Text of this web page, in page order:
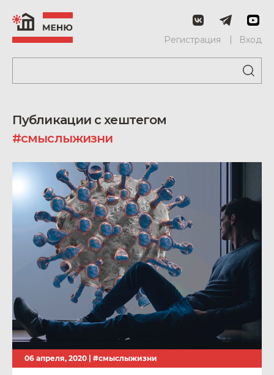
Регистрация Вход
Публикации с хештегом
#смыслыжизни
06 апреля, 2020 | #смыслыжизни